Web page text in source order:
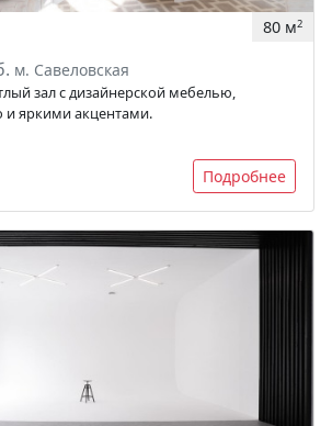
80 м2
м. Савеловская
зал с дизайнерской мебелью,
и яркими акцентами.
Подробнее